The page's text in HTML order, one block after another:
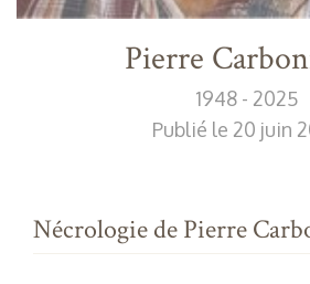
Pierre
1948 - 2025
Publié le 20 juin
Nécrologie de Pierre